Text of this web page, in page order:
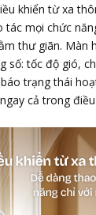
khiển từ xa
tác mọi chức
thư giãn. Màn
số: tốc độ gió,
trạng thái
cả trong